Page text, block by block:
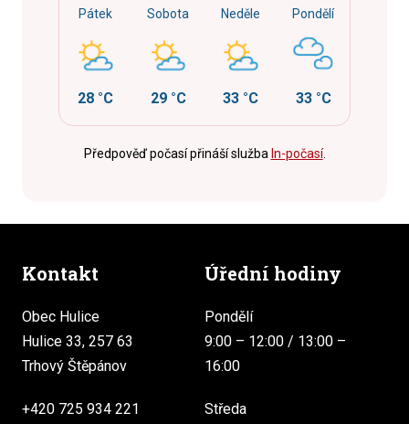
Pátek
28 °C
Sobota
29 °C
Neděle
33 °C
Pondělí
33 °C
Předpověď počasí přináší služba In-počasí.
Kontakt
Obec Hulice
Hulice 33, 257 63
Trhový Štěpánov
+420 725 934 221
Úřední hodiny
Pondělí
9:00 – 12:00 / 13:00 –
16:00
Středa